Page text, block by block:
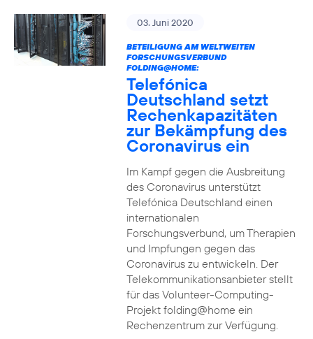
03. Juni 2020
BETEILIGUNG AM WELTWEITEN
FORSCHUNGSVERBUND
FOLDING@HOME:
Telefónica
Deutschland setzt
Rechenkapazitäten
zur Bekämpfung des
Coronavirus ein
Im Kampf gegen die Ausbreitung
des Coronavirus unterstützt
Telefónica Deutschland einen
internationalen
Forschungsverbund, um Therapien
und Impfungen gegen das
Coronavirus zu entwickeln. Der
Telekommunikationsanbieter stellt
für das Volunteer-Computing-
Projekt folding@home ein
Rechenzentrum zur Verfügung.